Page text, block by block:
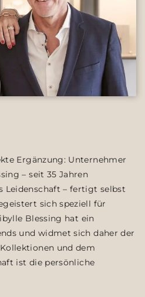
Ergänzung: Unternehmer
– seit 35 Jahren
Leidenschaft – fertigt selbst
sich speziell für
Blessing hat ein
und widmet sich daher der
und dem
ist die persönliche